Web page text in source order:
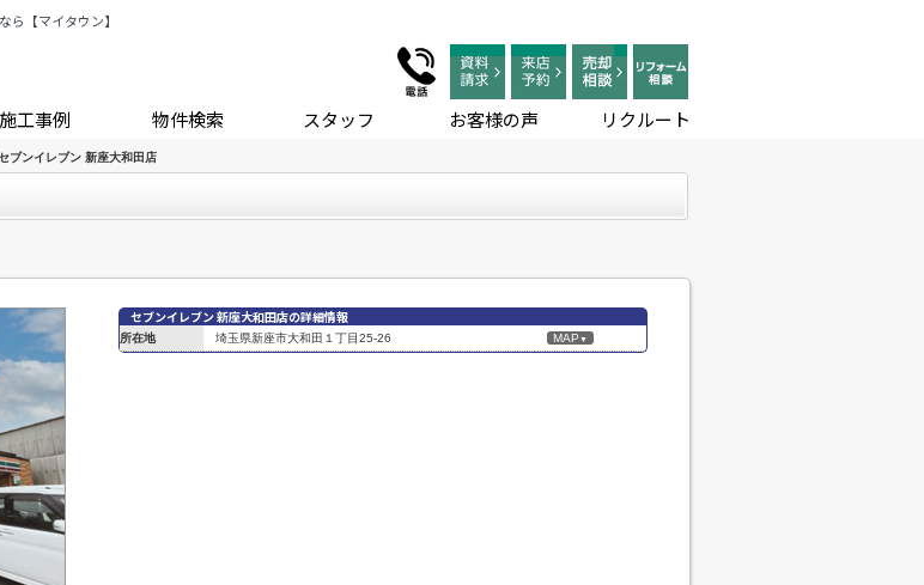
【マイタウン】
施工事例 物件検索 スタッフ お客様の声 リクルート
ブンイレブン 新座大和田店
セブンイレブン 新座大和田店の詳細情報
所在地 埼玉県新座市大和田１丁目25-26 MAP ▼